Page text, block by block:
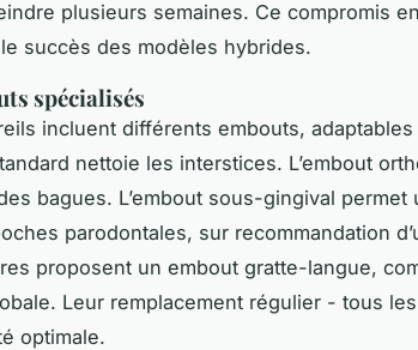
plusieurs semaines. Ce compromis
succès des modèles hybrides.
spécialisés
incluent différents embouts,
nettoie les interstices. L’embout
bagues. L’embout sous-gingival permet
parodontales, sur recommandation
proposent un embout gratte-langue,
Leur remplacement régulier - tous les
optimale.